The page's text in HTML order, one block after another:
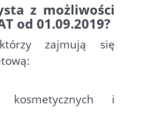
z możliwości
od 01.09.2019?
zajmują się
kosmetycznych i